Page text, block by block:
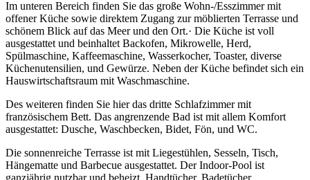
Im unteren Bereich finden Sie das große Wohn-/Esszimmer mit
offener Küche sowie direktem Zugang zur möblierten Terrasse und
schönem Blick auf das Meer und den Ort.· Die Küche ist voll
ausgestattet und beinhaltet Backofen, Mikrowelle, Herd,
Spülmaschine, Kaffeemaschine, Wasserkocher, Toaster, diverse
Küchenutensilien, und Gewürze. Neben der Küche befindet sich ein
Hauswirtschaftsraum mit Waschmaschine.
Des weiteren finden Sie hier das dritte Schlafzimmer mit
französischem Bett. Das angrenzende Bad ist mit allem Komfort
ausgestattet: Dusche, Waschbecken, Bidet, Fön, und WC.
Die sonnenreiche Terrasse ist mit Liegestühlen, Sesseln, Tisch,
Hängematte und Barbecue ausgestattet. Der Indoor-Pool ist
ganzjährig nutzbar und beheizt. Handtücher, Badetücher,